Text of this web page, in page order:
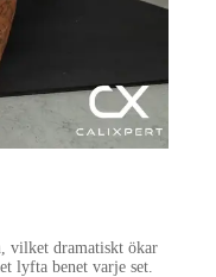
vilket dramatiskt ökar
lyfta benet varje set.